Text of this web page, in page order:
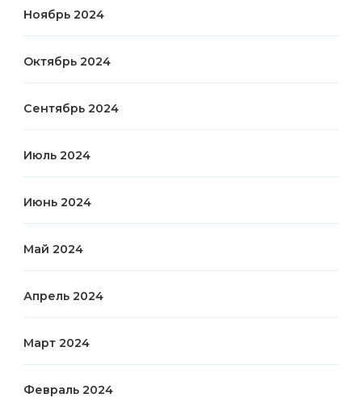
Ноябрь 2024
Октябрь 2024
Сентябрь 2024
Июль 2024
Июнь 2024
Май 2024
Апрель 2024
Март 2024
Февраль 2024